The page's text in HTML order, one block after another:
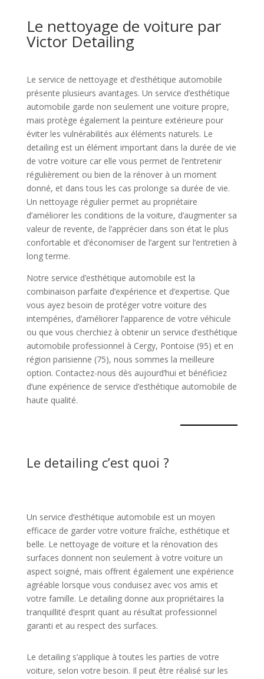
Le nettoyage de voiture par
Victor Detailing
Le service de nettoyage et d’esthétique automobile
présente plusieurs avantages. Un service d’esthétique
automobile garde non seulement une voiture propre,
mais protège également la peinture extérieure pour
éviter les vulnérabilités aux éléments naturels. Le
detailing est un élément important dans la durée de vie
de votre voiture car elle vous permet de l’entretenir
régulièrement ou bien de la rénover à un moment
donné, et dans tous les cas prolonge sa durée de vie.
Un nettoyage régulier permet au propriétaire
d’améliorer les conditions de la voiture, d’augmenter sa
valeur de revente, de l’apprécier dans son état le plus
confortable et d’économiser de l’argent sur l’entretien à
long terme.
Notre service d’esthétique automobile est la
combinaison parfaite d’expérience et d’expertise. Que
vous ayez besoin de protéger votre voiture des
intempéries, d’améliorer l’apparence de votre véhicule
ou que vous cherchiez à obtenir un service d’esthétique
automobile professionnel à Cergy, Pontoise (95) et en
région parisienne (75), nous sommes la meilleure
option. Contactez-nous dès aujourd’hui et bénéficiez
d’une expérience de service d’esthétique automobile de
haute qualité.
Le detailing c’est quoi ?
Un service d’esthétique automobile est un moyen
efficace de garder votre voiture fraîche, esthétique et
belle. Le nettoyage de voiture et la rénovation des
surfaces donnent non seulement à votre voiture un
aspect soigné, mais offrent également une expérience
agréable lorsque vous conduisez avec vos amis et
votre famille. Le detailing donne aux propriétaires la
tranquillité d’esprit quant au résultat professionnel
garanti et au respect des surfaces.
Le detailing s’applique à toutes les parties de votre
voiture, selon votre besoin. Il peut être réalisé sur les